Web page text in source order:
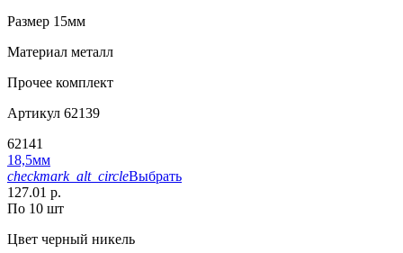
Размер 15мм
Материал металл
Прочее комплект
Артикул 62139
62141
18,5мм
checkmark_alt_circleВыбрать
127.01 р.
По 10 шт
Цвет черный никель